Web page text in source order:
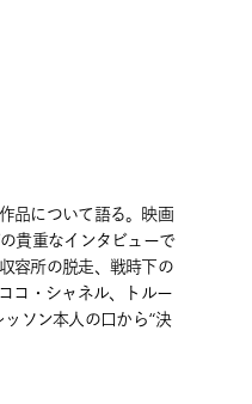
品について語る。映画
貴重なインタビューで
容所の脱走、戦時下の
コ・シャネル、トルー
ソン本人の口から“決